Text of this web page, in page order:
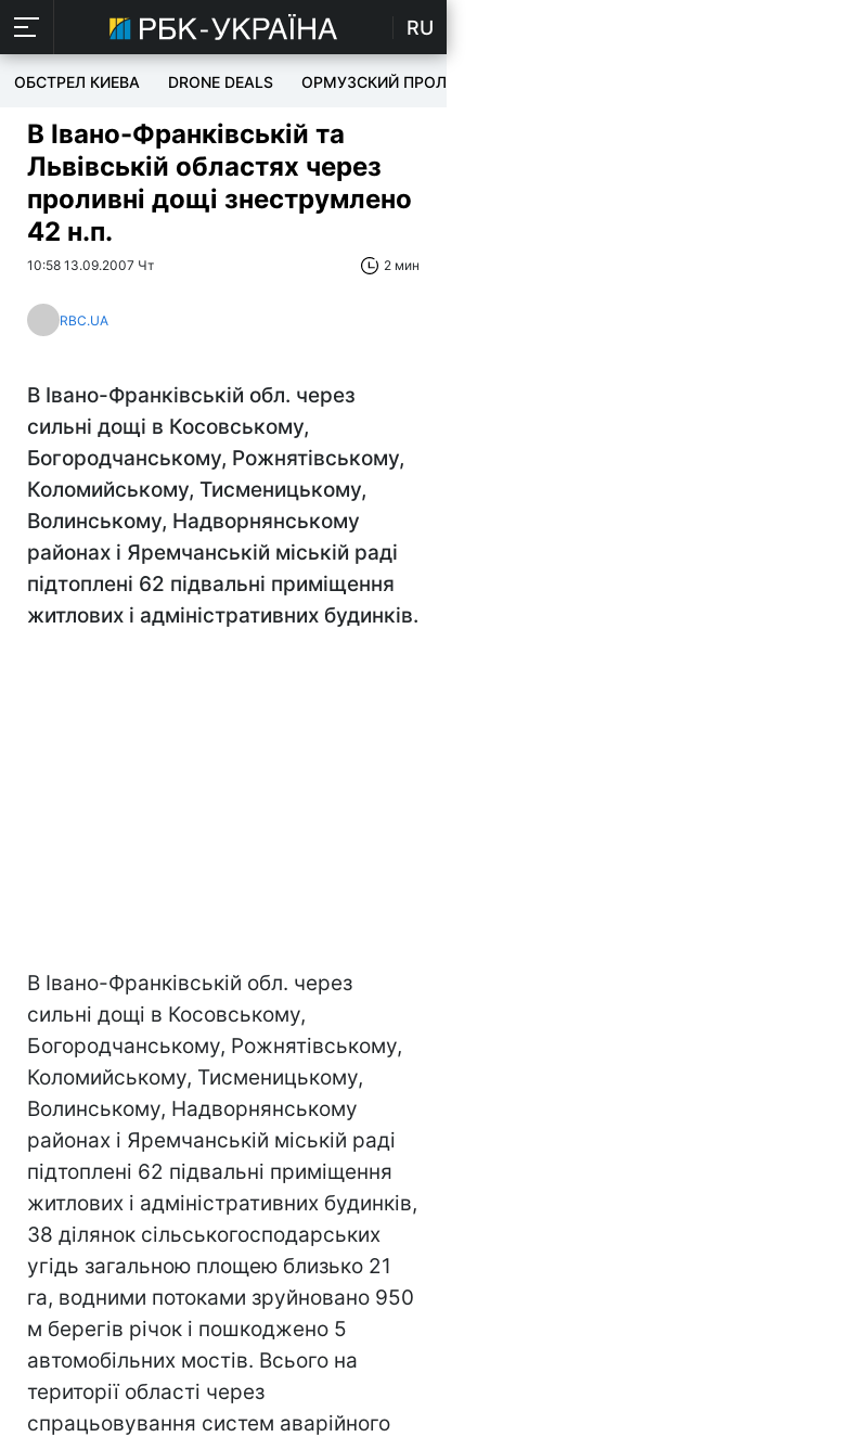
RU
ОБСТРЕЛ КИЕВА DRONE DEALS ОРМУЗСКИЙ ПРОЛИВ
В Івано-Франківській та
Львівській областях через
проливні дощі знеструмлено
42 н.п.
10:58 13.09.2007 Чт 2 мин
RBC.UA
В Івано-Франківській обл. через
сильні дощі в Косовському,
Богородчанському, Рожнятівському,
Коломийському, Тисменицькому,
Волинському, Надворнянському
районах і Яремчанській міській раді
підтоплені 62 підвальні приміщення
житлових і адміністративних будинків.
В Івано-Франківській обл. через
сильні дощі в Косовському,
Богородчанському, Рожнятівському,
Коломийському, Тисменицькому,
Волинському, Надворнянському
районах і Яремчанській міській раді
підтоплені 62 підвальні приміщення
житлових і адміністративних будинків,
38 ділянок сільськогосподарських
угідь загальною площею близько 21
га, водними потоками зруйновано 950
м берегів річок і пошкоджено 5
автомобільних мостів. Всього на
території області через
спрацьовування систем аварійного